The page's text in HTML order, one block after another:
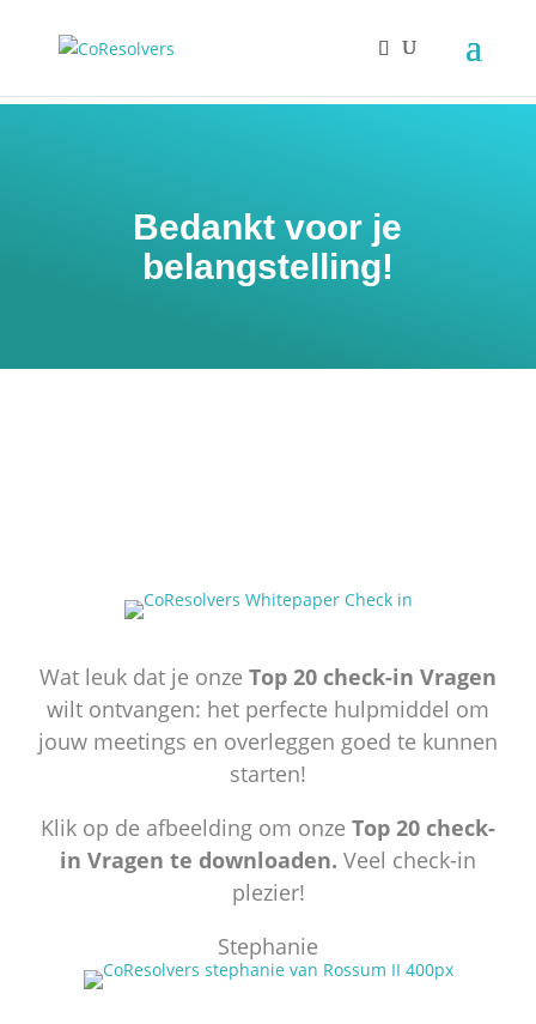
Bedankt voor je
belangstelling!
Wat leuk dat je onze Top 20 check-in Vragen
wilt ontvangen: het perfecte hulpmiddel om
jouw meetings en overleggen goed te kunnen
starten!
Klik op de afbeelding om onze Top 20 check-
in Vragen te downloaden. Veel check-in
plezier!
Stephanie